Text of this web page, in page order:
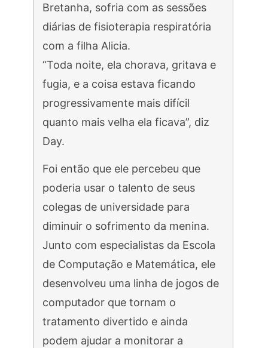
Bretanha, sofria com as sessões
diárias de fisioterapia respiratória
com a filha Alicia.
“Toda noite, ela chorava, gritava e
fugia, e a coisa estava ficando
progressivamente mais difícil
quanto mais velha ela ficava”, diz
Day.
Foi então que ele percebeu que
poderia usar o talento de seus
colegas de universidade para
diminuir o sofrimento da menina.
Junto com especialistas da Escola
de Computação e Matemática, ele
desenvolveu uma linha de jogos de
computador que tornam o
tratamento divertido e ainda
podem ajudar a monitorar a